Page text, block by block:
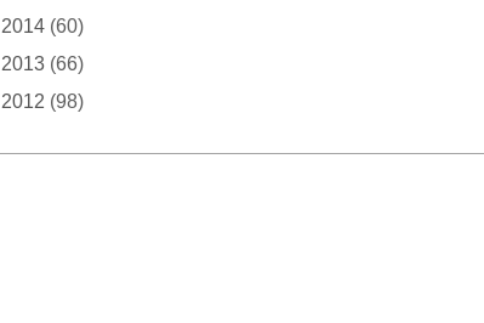
2014 (60)
2013 (66)
2012 (98)